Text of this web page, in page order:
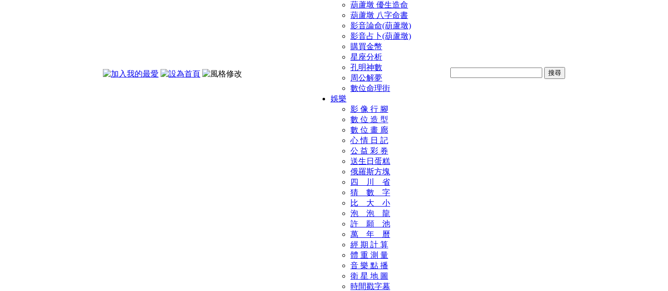
葫蘆墩 優生造命
葫蘆墩 八字命書
影音論命(葫蘆墩)
影音占卜(葫蘆墩)
購買金幣
星座分析
孔明神數
周公解夢
數位命理街
娛樂
影 像 行 腳
數 位 造 型
數 位 畫 廊
心 情 日 記
公 益 彩 券
送生日蛋糕
俄羅斯方塊
四 川 省
猜 數 字
比 大 小
泡 泡 龍
許 願 池
萬 年 曆
經 期 計 算
體 重 測 量
音 樂 點 播
衛 星 地 圖
時間戳字幕